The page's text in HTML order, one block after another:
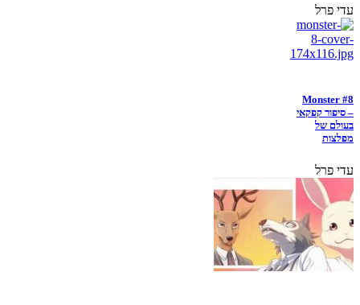
עדי פרל
Monster #8
– סיפור קפקאי
בעולם של
מפלצות
עדי פרל